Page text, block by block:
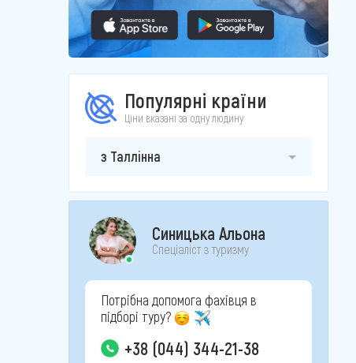
Популярні країни
Ціни вказані за одну людину
з Таллінна
Синицька Альона
Спеціаліст з туризму
Потрібна допомога фахівця в
підборі туру?
+38 (044) 344-21-38